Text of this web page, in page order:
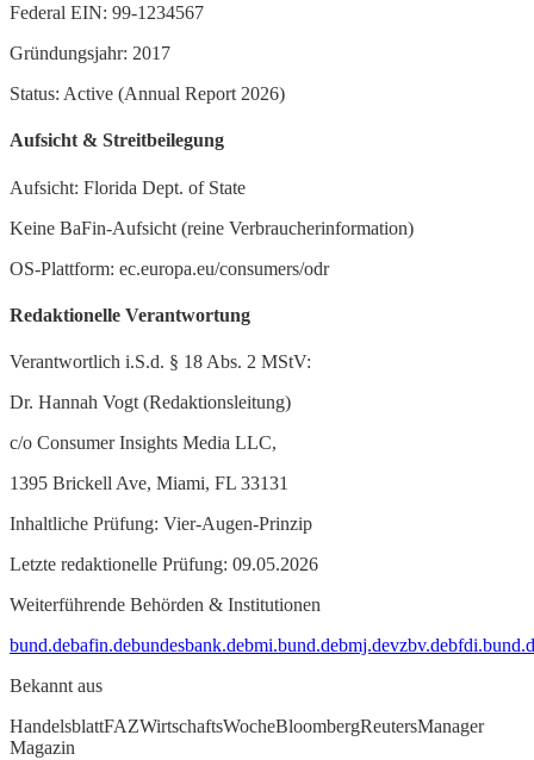
Federal EIN: 99-1234567
Gründungsjahr: 2017
Status: Active (Annual Report 2026)
Aufsicht & Streitbeilegung
Aufsicht: Florida Dept. of State
Keine BaFin-Aufsicht (reine Verbraucherinformation)
OS-Plattform: ec.europa.eu/consumers/odr
Redaktionelle Verantwortung
Verantwortlich i.S.d. § 18 Abs. 2 MStV:
Dr. Hannah Vogt (Redaktionsleitung)
c/o Consumer Insights Media LLC,
1395 Brickell Ave, Miami, FL 33131
Inhaltliche Prüfung: Vier-Augen-Prinzip
Letzte redaktionelle Prüfung: 09.05.2026
Weiterführende Behörden & Institutionen
bund.debafin.debundesbank.debmi.bund.debmj.devzbv.de
Bekannt aus
HandelsblattFAZWirtschaftsWocheBloombergReutersManager
Magazin